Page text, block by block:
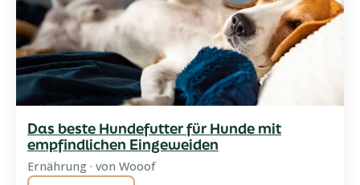
Das beste Hundefutter für Hunde mit
empfindlichen Eingeweiden
Ernährung · von Wooof